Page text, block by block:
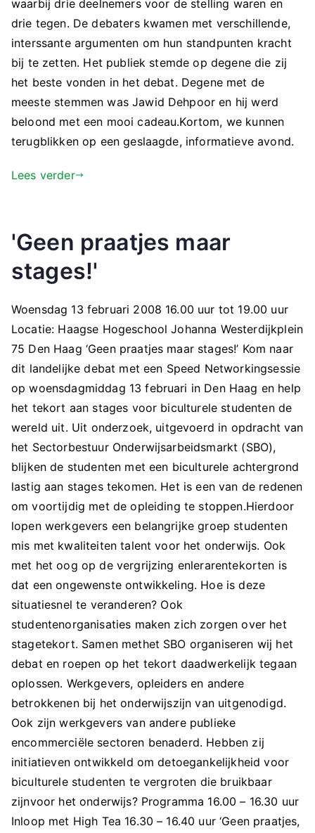
waarbij drie deelnemers voor de stelling waren en
drie tegen. De debaters kwamen met verschillende,
interssante argumenten om hun standpunten kracht
bij te zetten. Het publiek stemde op degene die zij
het beste vonden in het debat. Degene met de
meeste stemmen was Jawid Dehpoor en hij werd
beloond met een mooi cadeau.Kortom, we kunnen
terugblikken op een geslaagde, informatieve avond.
Lees verder
'Geen praatjes maar
stages!'
Woensdag 13 februari 2008 16.00 uur tot 19.00 uur
Locatie: Haagse Hogeschool Johanna Westerdijkplein
75 Den Haag ‘Geen praatjes maar stages!’ Kom naar
dit landelijke debat met een Speed Networkingsessie
op woensdagmiddag 13 februari in Den Haag en help
het tekort aan stages voor biculturele studenten de
wereld uit. Uit onderzoek, uitgevoerd in opdracht van
het Sectorbestuur Onderwijsarbeidsmarkt (SBO),
blijken de studenten met een biculturele achtergrond
lastig aan stages tekomen. Het is een van de redenen
om voortijdig met de opleiding te stoppen.Hierdoor
lopen werkgevers een belangrijke groep studenten
mis met kwaliteiten talent voor het onderwijs. Ook
met het oog op de vergrijzing enlerarentekorten is
dat een ongewenste ontwikkeling. Hoe is deze
situatiesnel te veranderen? Ook
studentenorganisaties maken zich zorgen over het
stagetekort. Samen methet SBO organiseren wij het
debat en roepen op het tekort daadwerkelijk tegaan
oplossen. Werkgevers, opleiders en andere
betrokkenen bij het onderwijszijn van uitgenodigd.
Ook zijn werkgevers van andere publieke
encommerciële sectoren benaderd. Hebben zij
initiatieven ontwikkeld om detoegankelijkheid voor
biculturele studenten te vergroten die bruikbaar
zijnvoor het onderwijs? Programma 16.00 – 16.30 uur
Inloop met High Tea 16.30 – 16.40 uur ‘Geen praatjes,